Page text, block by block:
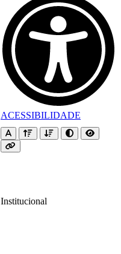
ACESSIBILIDADE
Institucional